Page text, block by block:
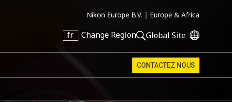
Nikon Europe B.V. | Europe & Africa
fr Change Region Global Site
CONTACTEZ NOUS